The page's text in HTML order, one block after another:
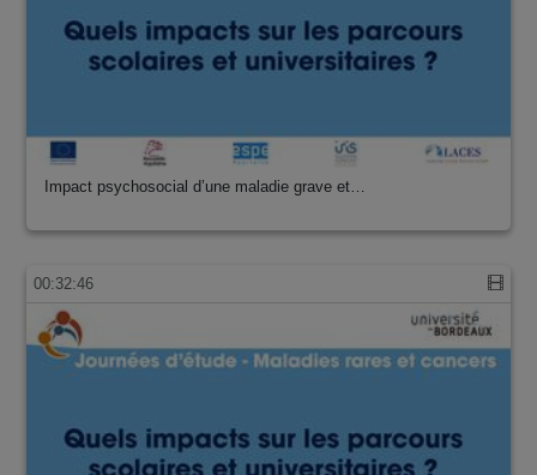
Impact psychosocial d’une maladie grave et…
00:32:46